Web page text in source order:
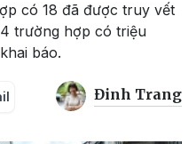
có 18 đã được truy vết
trường hợp có triệu
báo.
Đinh Trang